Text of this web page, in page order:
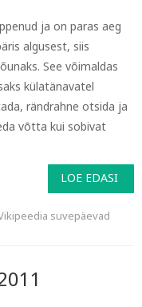
ja on paras aeg
algusest, siis
See võimaldas
külatänavatel
rändrahne otsida ja
võtta kui sobivat
LOE EDASI
suvepäevad